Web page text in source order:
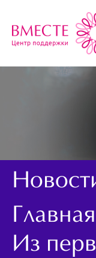
Главная
Из